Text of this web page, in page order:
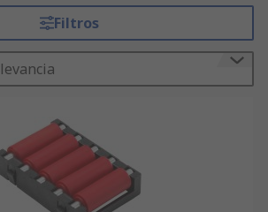
un entorno de
y seguro.Los rodillos para
se conectan en líneas en
bastidor para permitir que el
de metal y también
en función de la
se suministran en
y longitudes con capacidades
Los usuarios deben tener en
Filtros